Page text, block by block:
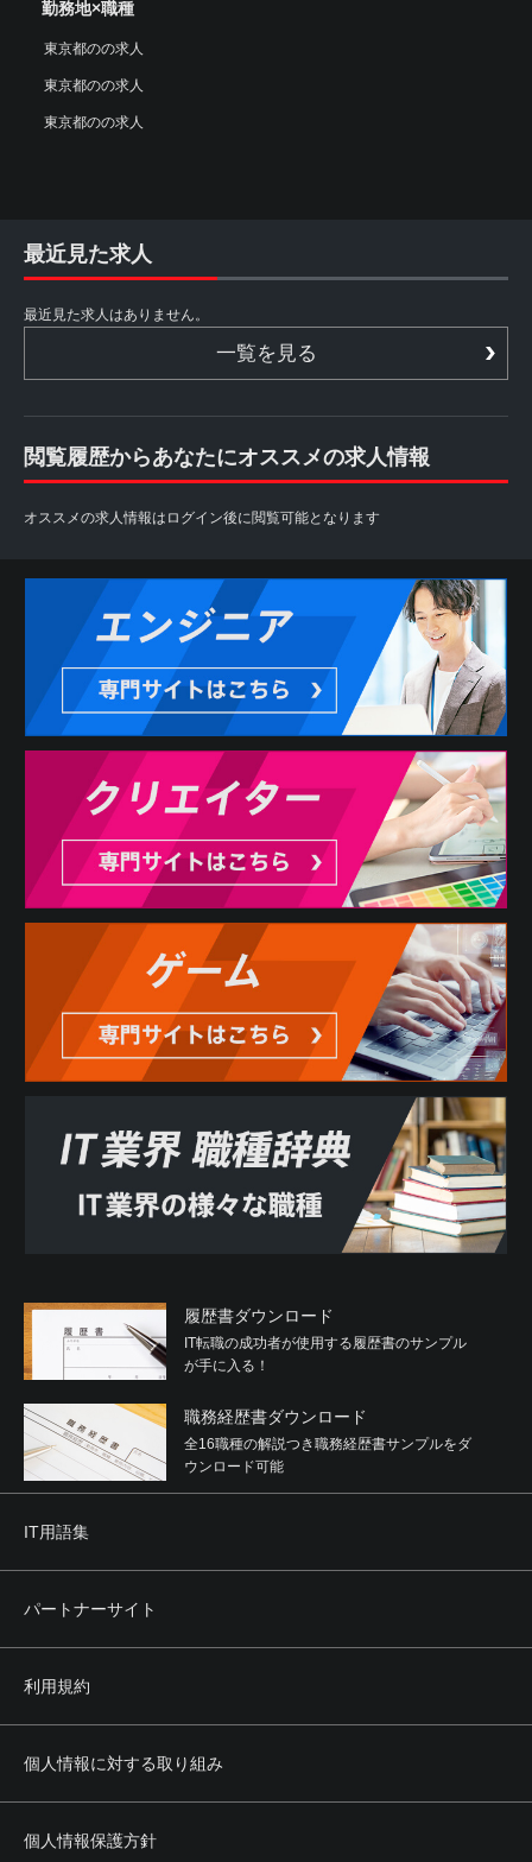
勤務地×職種
東京都のの求人
東京都のの求人
東京都のの求人
最近見た求人
最近見た求人はありません。
一覧を見る
閲覧履歴からあなたにオススメの求人情報
オススメの求人情報はログイン後に閲覧可能となります
履歴書ダウンロード
IT転職の成功者が使用する履歴書のサンプル
が手に入る！
職務経歴書ダウンロード
全16職種の解説つき職務経歴書サンプルをダ
ウンロード可能
IT用語集
パートナーサイト
利用規約
個人情報に対する取り組み
個人情報保護方針